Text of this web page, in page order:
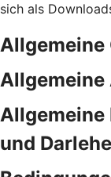
sich als
Allgemeine
Allgemeine
Allgemeine
und